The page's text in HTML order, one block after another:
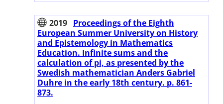
2019 Proceedings of the Eighth
European Summer University on History
and Epistemology in Mathematics
Education. Infinite sums and the
calculation of pi, as presented by the
Swedish mathematician Anders Gabriel
Duhre in the early 18th century. p. 861-
873.